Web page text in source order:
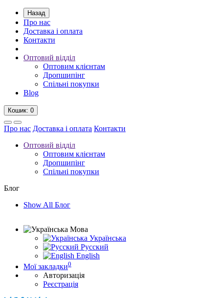
Назад
Про нас
Доставка і оплата
Контакти
Оптовий відділ
Оптовим клієнтам
Дропшипінг
Спільні покупки
Blog
Кошик: 0
Про нас Доставка і оплата Контакти
Оптовий відділ
Оптовим клієнтам
Дропшипінг
Спільні покупки
Блог
Show All Блог
Мова
Українська
Русский
English
Мої закладки0
Авторизація
Реєстрація